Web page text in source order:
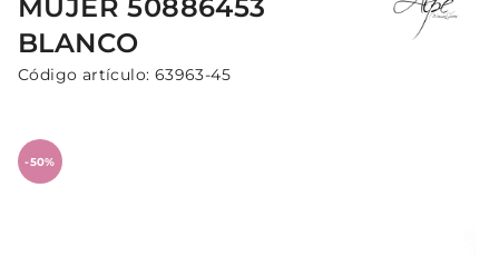
MUJER50886453
BLANCO
Código artículo: 63963-45
-50%